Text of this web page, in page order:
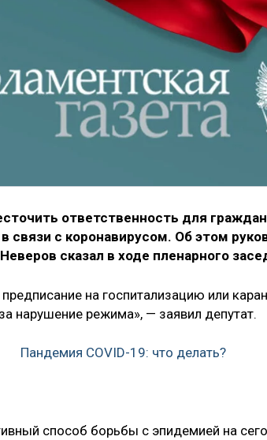
ответственность для
связи с коронавирусом. Об этом
сказал в ходе пленарного
на госпитализацию или
нарушение режима», — заявил депутат.
Пандемия COVID-19: что делать? ​
способ борьбы с эпидемией на